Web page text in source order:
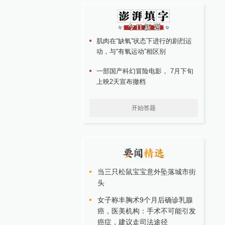
肌肉在“缺氧”状态下进行的剧烈运
动，与“有氧运动”相区别
一部国产科幻冒险电影， 7月下旬
上映2天宣布撤档
开始答题
当三只松鼠宝宝意外坠落城市街
头
女子称丰胸术9个月后确诊乳腺
癌，医美机构：手术不可能引发
癌症，建议走司法途径